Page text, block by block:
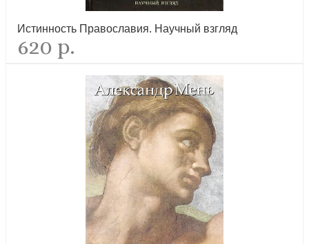
Календарь православный на 2027 год «Год души»
Календарь православный детский на 2027 год «Егорушка. Крест
над Римом»
Истинность Православия. Научный взгляд
620 р.